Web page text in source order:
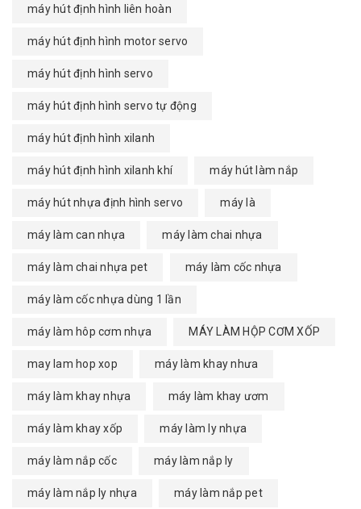
máy hút định hình liên hoàn
máy hút định hình motor servo
máy hút định hình servo
máy hút định hình servo tự động
máy hút định hình xilanh
máy hút định hình xilanh khí máy hút làm nắp
máy hút nhựa định hình servo máy là
máy làm can nhựa máy làm chai nhựa
máy làm chai nhựa pet máy làm cốc nhựa
máy làm cốc nhựa dùng 1 lần
máy làm hôp cơm nhựa MÁY LÀM HỘP CƠM XỐP
may lam hop xop máy làm khay nhưa
máy làm khay nhựa máy làm khay ươm
máy làm khay xốp máy làm ly nhựa
máy làm nắp cốc máy làm nắp ly
máy làm nắp ly nhựa máy làm nắp pet